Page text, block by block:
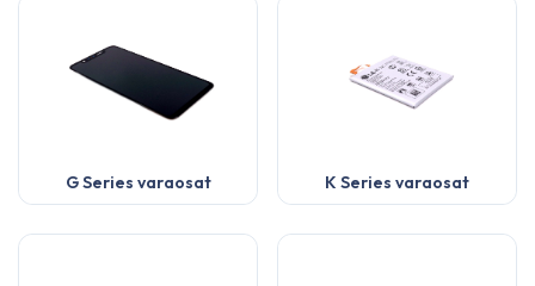
G Series varaosat K Series varaosat